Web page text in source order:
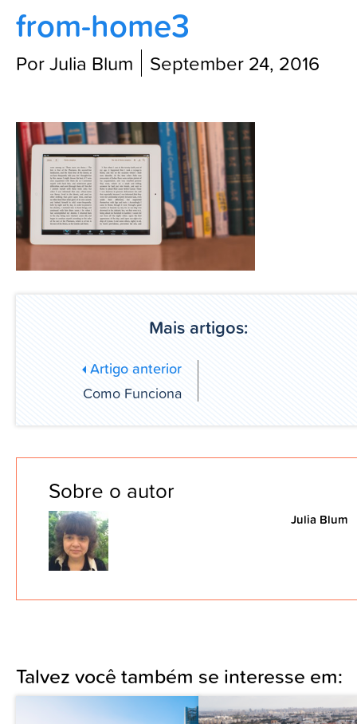
Blog
from-home3
Por Julia Blum September 24, 2016
Mais artigos:
Artigo anterior
Como Funciona
Sobre o autor
Julia Blum
Talvez você também se interesse em: